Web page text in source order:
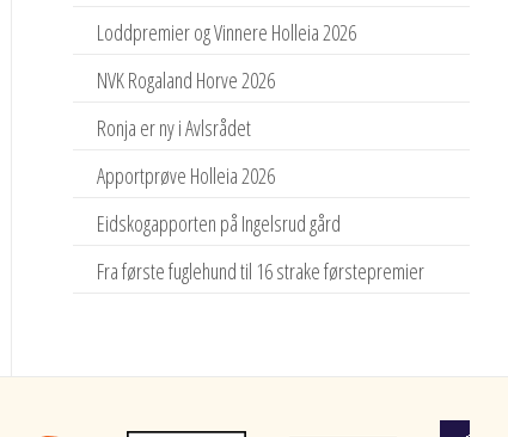
Loddpremier og Vinnere Holleia 2026
NVK Rogaland Horve 2026
Ronja er ny i Avlsrådet
Apportprøve Holleia 2026
Eidskogapporten på Ingelsrud gård
Fra første fuglehund til 16 strake førstepremier